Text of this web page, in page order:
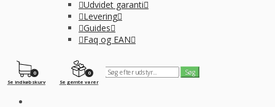
Udvidet garanti
Levering
Guides
Faq og EAN
0
Se gemte varer
0
Se indkøbskurv